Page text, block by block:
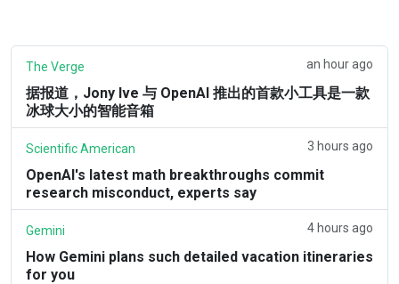
The Verge an hour ago
据报道，Jony Ive 与 OpenAI 推出的首款小工具是一款
冰球大小的智能音箱
Scientific American 3 hours ago
OpenAI's latest math breakthroughs commit
research misconduct, experts say
Gemini 4 hours ago
How Gemini plans such detailed vacation itineraries
for you